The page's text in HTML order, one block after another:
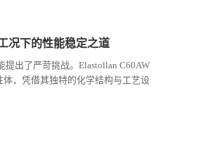
况下的性能稳定之道
出了严苛挑战。Elastollan C60AW
，凭借其独特的化学结构与工艺设